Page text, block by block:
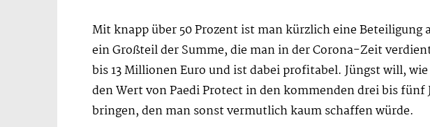
Mit knapp über 50 Prozent ist man kürzlich eine
ein Großteil der Summe, die man in der Corona-Zeit
bis 13 Millionen Euro und ist dabei profitabel. Jüngst will,
den Wert von Paedi Protect in den kommenden drei bis
bringen, den man sonst vermutlich kaum schaffen würde.